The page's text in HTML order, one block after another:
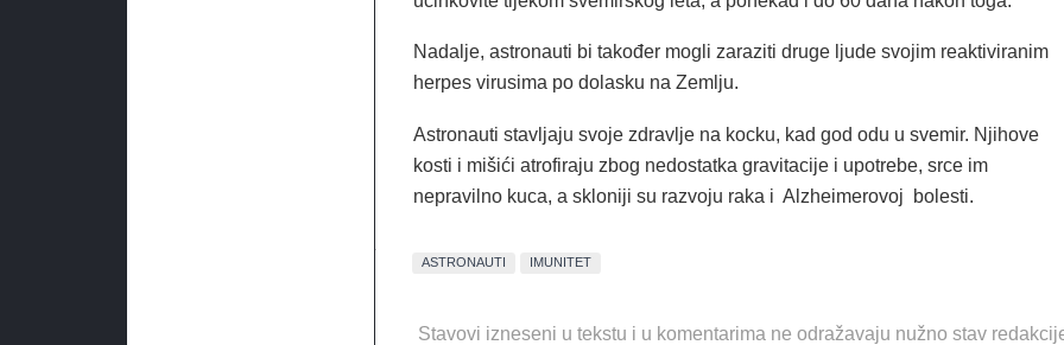
Nadalje, astronauti bi također mogli zaraziti druge ljude svojim reaktiviranim
herpes virusima po dolasku na Zemlju.
Astronauti stavljaju svoje zdravlje na kocku, kad god odu u svemir. Njihove
kosti i mišići atrofiraju zbog nedostatka gravitacije i upotrebe, srce im
nepravilno kuca, a skloniji su razvoju raka i Alzheimerovoj bolesti.
ASTRONAUTI IMUNITET
Stavovi izneseni u tekstu i u komentarima ne odražavaju nužno stav